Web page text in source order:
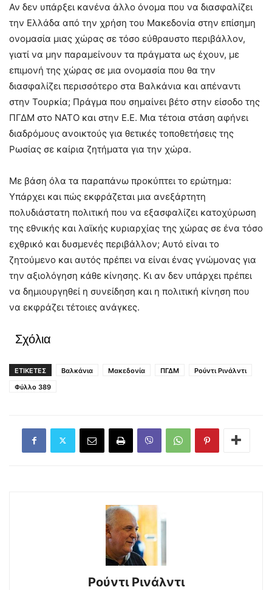
Αν δεν υπάρξει κανένα άλλο όνομα που να διασφαλίζει
την Ελλάδα από την χρήση του Μακεδονία στην επίσημη
ονομασία μιας χώρας σε τόσο εύθραυστο περιβάλλον,
γιατί να μην παραμείνουν τα πράγματα ως έχουν, με
επιμονή της χώρας σε μια ονομασία που θα την
διασφαλίζει περισσότερο στα Βαλκάνια και απέναντι
στην Τουρκία; Πράγμα που σημαίνει βέτο στην είσοδο της
ΠΓΔΜ στο ΝΑΤΟ και στην Ε.Ε. Μια τέτοια στάση αφήνει
διαδρόμους ανοικτούς για θετικές τοποθετήσεις της
Ρωσίας σε καίρια ζητήματα για την χώρα.
Με βάση όλα τα παραπάνω προκύπτει το ερώτημα:
Υπάρχει και πώς εκφράζεται μια ανεξάρτητη
πολυδιάστατη πολιτική που να εξασφαλίζει κατοχύρωση
της εθνικής και λαϊκής κυριαρχίας της χώρας σε ένα τόσο
εχθρικό και δυσμενές περιβάλλον; Αυτό είναι το
ζητούμενο και αυτός πρέπει να είναι ένας γνώμονας για
την αξιολόγηση κάθε κίνησης. Κι αν δεν υπάρχει πρέπει
να δημιουργηθεί η συνείδηση και η πολιτική κίνηση που
να εκφράζει τέτοιες ανάγκες.
Σχόλια
ΕΤΙΚΕΤΕΣ Βαλκάνια Μακεδονία ΠΓΔΜ
Ρούντι Ρινάλντι
Φύλλο 389
Ρούντι Ρινάλντι